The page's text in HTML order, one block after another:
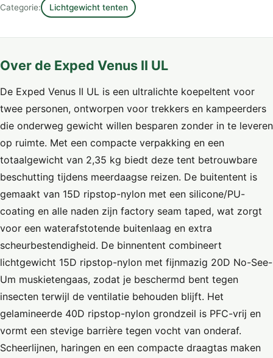
Categorie: Lichtgewicht tenten
Over de Exped Venus II UL
De Exped Venus II UL is een ultralichte koepeltent voor
twee personen, ontworpen voor trekkers en kampeerders
die onderweg gewicht willen besparen zonder in te leveren
op ruimte. Met een compacte verpakking en een
totaalgewicht van 2,35 kg biedt deze tent betrouwbare
beschutting tijdens meerdaagse reizen. De buitentent is
gemaakt van 15D ripstop-nylon met een silicone/PU-
coating en alle naden zijn factory seam taped, wat zorgt
voor een waterafstotende buitenlaag en extra
scheurbestendigheid. De binnentent combineert
lichtgewicht 15D ripstop-nylon met fijnmazig 20D No-See-
Um muskietengaas, zodat je beschermd bent tegen
insecten terwijl de ventilatie behouden blijft. Het
gelamineerde 40D ripstop-nylon grondzeil is PFC-vrij en
vormt een stevige barrière tegen vocht van onderaf.
Scheerlijnen, haringen en een compacte draagtas maken